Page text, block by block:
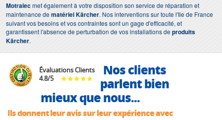
Motralecmet également à votre disposition son service de réparation et
maintenance dematériel Kärcher. Nos interventions sur toute l'Ile de France
suivant vos besoins et vos contraintes sont un gage d'efficacité, et
garantissent l'absence de perturbation de vos installations deproduits
Kärcher.
Évaluations Clients
4.8/5
Nos clients
parlent bien
mieux que nous...
Ils donnent leur avis sur leur expérience avec